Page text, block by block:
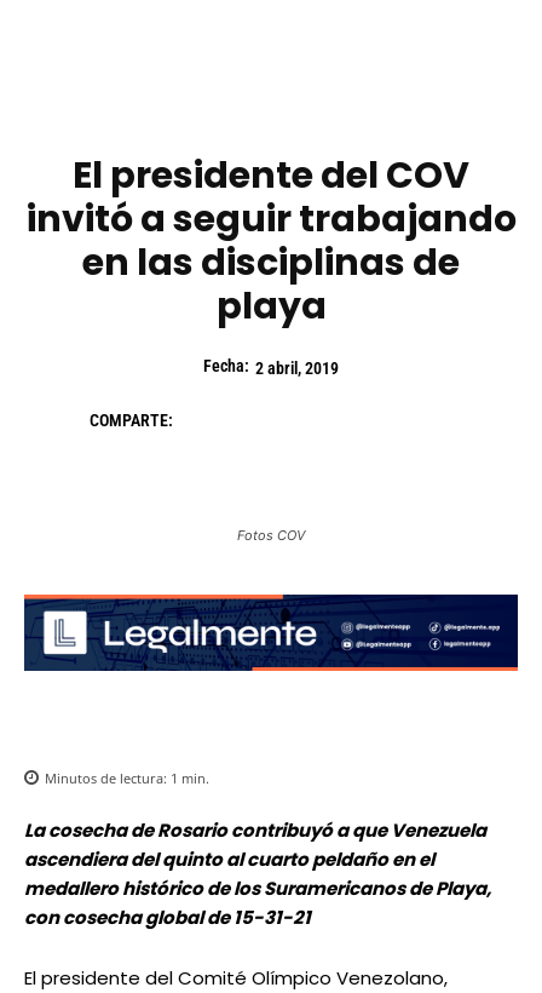
El presidente del COV
invitó a seguir trabajando
en las disciplinas de
playa
Fecha: 2 abril, 2019
COMPARTE:
Fotos COV
Minutos de lectura: 1 min.
La cosecha de Rosario contribuyó a que Venezuela
ascendiera del quinto al cuarto peldaño en el
medallero histórico de los Suramericanos de Playa,
con cosecha global de 15-31-21
El presidente del Comité Olímpico Venezolano,